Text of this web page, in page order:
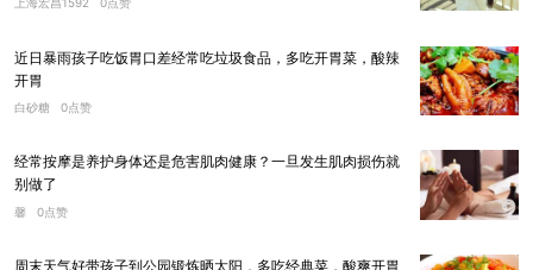
近日暴雨孩子吃饭胃口差经常吃垃圾食品，多吃开胃菜，酸辣
开胃
白砂糖 0点赞
经常按摩是养护身体还是危害肌肉健康？一旦发生肌肉损伤就
别做了
馨 0点赞
周末天气好带孩子到公园锻炼晒太阳，多吃经典菜，酸爽开胃